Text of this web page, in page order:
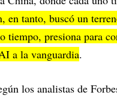
en tanto, buscó un
tiempo, presiona para
a la vanguardia.
los analistas de